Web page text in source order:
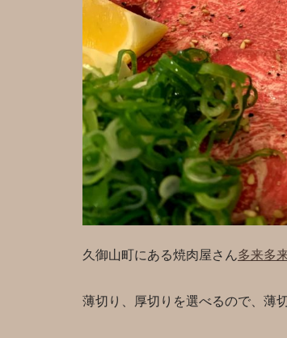
久御山町にある焼肉屋さん多来多
薄切り、厚切りを選べるので、薄